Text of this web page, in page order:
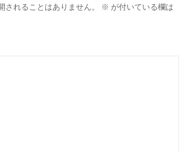
されることはありません。 ※ が付いている欄は